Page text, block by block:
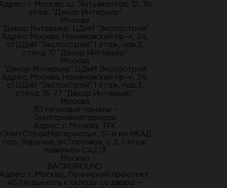
г. Москва, ш. Энтузиастов, 12, 3й
этаж, "Декор Интерьер"
Москва
"Декор Интерьер" ЦДиИ "Экспострой"
Адрес: Москва, Нахимовский пр-к, 24,
с1 ЦДиИ "Экспострой" 1 этаж, пав.2,
стенд 10 "Декор Интерьер"
Москва
"Декор Интерьер" ЦДиИ Экспострой
Адрес: Москва, Нахимовский пр-к, 24,
с1 ЦДиИ "Экспострой" 1 этаж, пав.3,
стенд 76-77 "Декор Интерьер"
Москва
3D гипсовые панели -
Элитсройматериалы
Адрес: г. Москва, ТРК
51-й км МКАД
пос. Заречье, ул.Торговая, с.2, 1 этаж,
павильон С42/3
Москва
BACKGROUND
Адрес: г. Москва, Ленинский проспект,
45 (подъехать к складу со двора —